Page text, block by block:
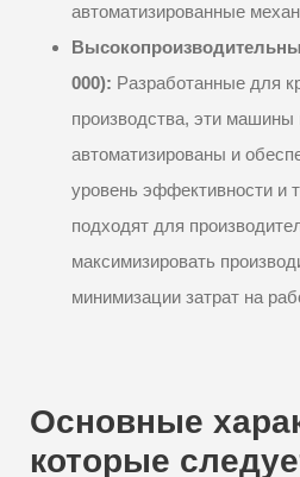
автоматизированные
000): Разработанные для
производства, эти машины
автоматизированы и
уровень эффективности и
подходят для
максимизировать
минимизации затрат на
Основные
которые